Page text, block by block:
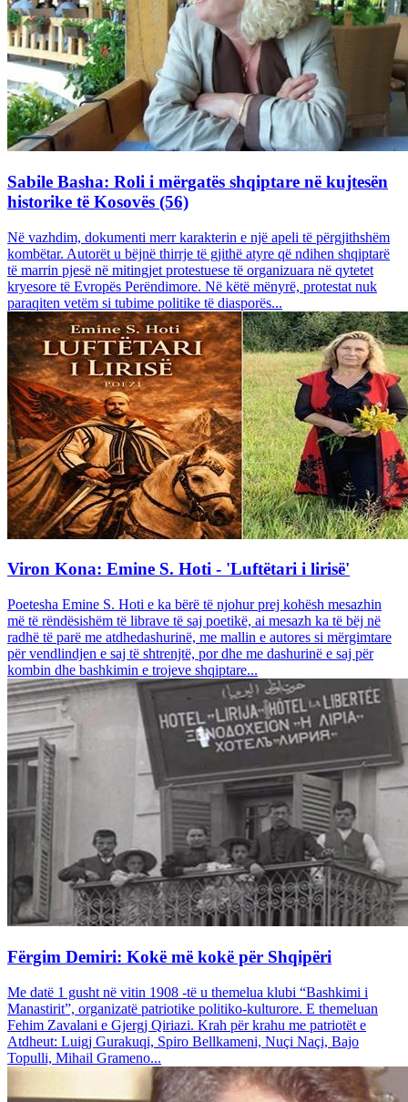
Sabile Basha: Roli i mërgatës shqiptare në kujtesën
historike të Kosovës (56)
Në vazhdim, dokumenti merr karakterin e një apeli të përgjithshëm
kombëtar. Autorët u bëjnë thirrje të gjithë atyre që ndihen shqiptarë
të marrin pjesë në mitingjet protestuese të organizuara në qytetet
kryesore të Evropës Perëndimore. Në këtë mënyrë, protestat nuk
paraqiten vetëm si tubime politike të diasporës...
Viron Kona: Emine S. Hoti - 'Luftëtari i lirisë'
Poetesha Emine S. Hoti e ka bërë të njohur prej kohësh mesazhin
më të rëndësishëm të librave të saj poetikë, ai mesazh ka të bëj në
radhë të parë me atdhedashurinë, me mallin e autores si mërgimtare
për vendlindjen e saj të shtrenjtë, por dhe me dashurinë e saj për
kombin dhe bashkimin e trojeve shqiptare...
Fërgim Demiri: Kokë më kokë për Shqipëri
Me datë 1 gusht në vitin 1908 -të u themelua klubi “Bashkimi i
Manastirit”, organizatë patriotike politiko-kulturore. E themeluan
Fehim Zavalani e Gjergj Qiriazi. Krah për krahu me patriotët e
Atdheut: Luigj Gurakuqi, Spiro Bellkameni, Nuçi Naçi, Bajo
Topulli, Mihail Grameno...